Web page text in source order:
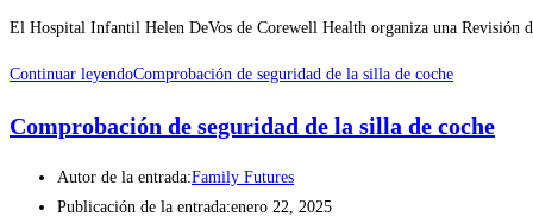
El Hospital Infantil Helen DeVos de Corewell Health organiza una Revisión
Continuar leyendoComprobación de seguridad de la silla de coche
Comprobación de seguridad de la silla de coche
Autor de la entrada:Family Futures
Publicación de la entrada:enero 22, 2025